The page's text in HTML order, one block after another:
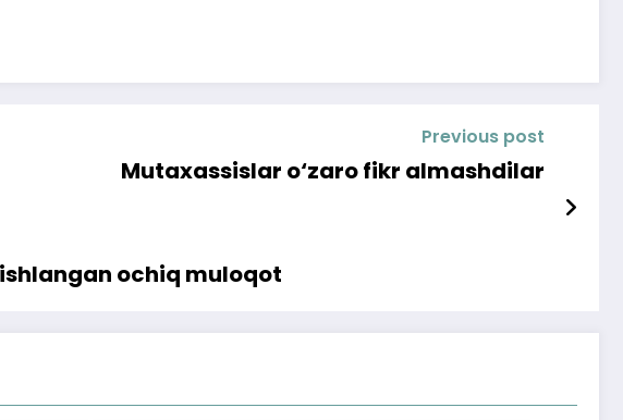
Previous post
Mutaxassislar o‘zaro fikr almashdilar
ochiq muloqot